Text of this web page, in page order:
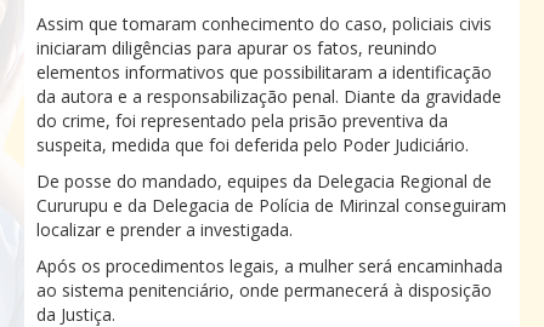
Assim que tomaram conhecimento do caso, policiais civis
iniciaram diligências para apurar os fatos, reunindo
elementos informativos que possibilitaram a identificação
da autora e a responsabilização penal. Diante da gravidade
do crime, foi representado pela prisão preventiva da
suspeita, medida que foi deferida pelo Poder Judiciário.
De posse do mandado, equipes da Delegacia Regional de
Cururupu e da Delegacia de Polícia de Mirinzal conseguiram
localizar e prender a investigada.
Após os procedimentos legais, a mulher será encaminhada
ao sistema penitenciário, onde permanecerá à disposição
da Justiça.